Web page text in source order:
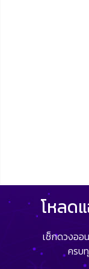
โหลด
เช็กดวงออ
ครบ